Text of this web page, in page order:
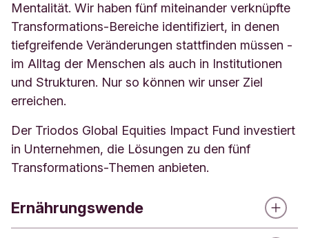
Mentalität. Wir haben fünf miteinander verknüpfte
Transformations-Bereiche identifiziert, in denen
tiefgreifende Veränderungen stattfinden müssen -
im Alltag der Menschen als auch in Institutionen
und Strukturen. Nur so können wir unser Ziel
erreichen.
Der Triodos Global Equities Impact Fund investiert
in Unternehmen, die Lösungen zu den fünf
Transformations-Themen anbieten.
Ernährungswende